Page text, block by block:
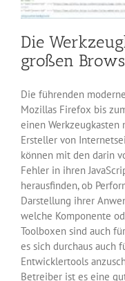
Die
großen
Die führenden
Mozillas Firefox bis
einen
Ersteller von
können mit den darin
Fehler in ihren
herausfinden, ob
Darstellung ihrer
welche Komponente
Toolboxen sind auch
es sich durchaus auch
Entwicklertools
Betreiber ist es eine